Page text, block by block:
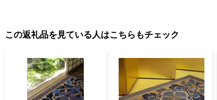
この返礼品を見ている人はこちらもチェック